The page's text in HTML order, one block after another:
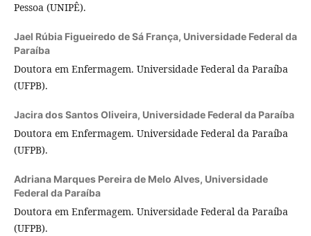
Pessoa (UNIPÊ).
Jael Rúbia Figueiredo de Sá França, Universidade Federal da
Paraíba
Doutora em Enfermagem. Universidade Federal da Paraíba
(UFPB).
Jacira dos Santos Oliveira, Universidade Federal da Paraíba
Doutora em Enfermagem. Universidade Federal da Paraíba
(UFPB).
Adriana Marques Pereira de Melo Alves, Universidade
Federal da Paraíba
Doutora em Enfermagem. Universidade Federal da Paraíba
(UFPB).